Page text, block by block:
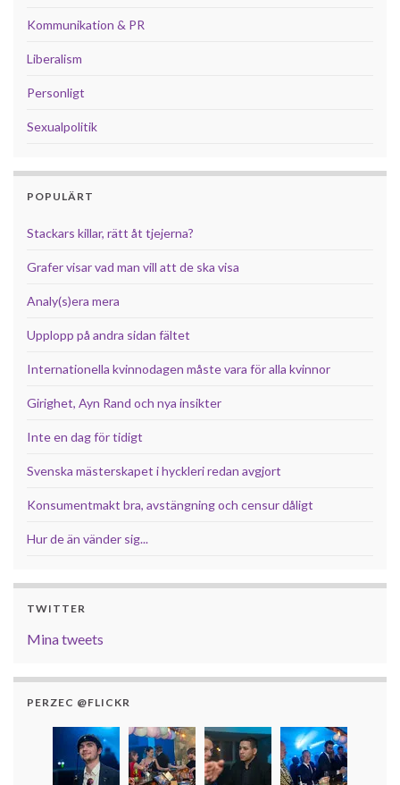
Kommunikation & PR
Liberalism
Personligt
Sexualpolitik
POPULÄRT
Stackars killar, rätt åt tjejerna?
Grafer visar vad man vill att de ska visa
Analy(s)era mera
Upplopp på andra sidan fältet
Internationella kvinnodagen måste vara för alla kvinnor
Girighet, Ayn Rand och nya insikter
Inte en dag för tidigt
Svenska mästerskapet i hyckleri redan avgjort
Konsumentmakt bra, avstängning och censur dåligt
Hur de än vänder sig...
TWITTER
Mina tweets
PERZEC @FLICKR